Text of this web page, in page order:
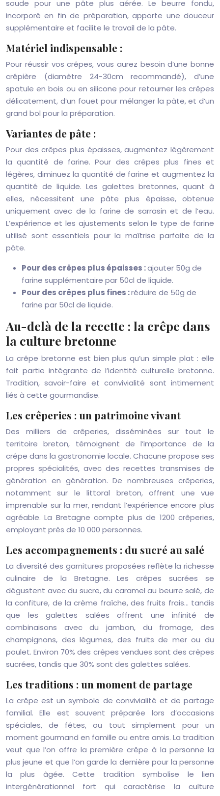
soude pour une pâte plus aérée. Le beurre fondu,
incorporé en fin de préparation, apporte une douceur
supplémentaire et facilite le travail de la pâte.
Matériel indispensable :
Pour réussir vos crêpes, vous aurez besoin d’une bonne
crêpière (diamètre 24-30cm recommandé), d’une
spatule en bois ou en silicone pour retourner les crêpes
délicatement, d’un fouet pour mélanger la pâte, et d’un
grand bol pour la préparation.
Variantes de pâte :
Pour des crêpes plus épaisses, augmentez légèrement
la quantité de farine. Pour des crêpes plus fines et
légères, diminuez la quantité de farine et augmentez la
quantité de liquide. Les galettes bretonnes, quant à
elles, nécessitent une pâte plus épaisse, obtenue
uniquement avec de la farine de sarrasin et de l’eau.
L’expérience et les ajustements selon le type de farine
utilisé sont essentiels pour la maîtrise parfaite de la
pâte.
Pour des crêpes plus épaisses :ajouter 50g de
farine supplémentaire par 50cl de liquide.
Pour des crêpes plus fines :réduire de 50g de
farine par 50cl de liquide.
Au-delà de la recette : la crêpe dans
la culture bretonne
La crêpe bretonne est bien plus qu’un simple plat : elle
fait partie intégrante de l’identité culturelle bretonne.
Tradition, savoir-faire et convivialité sont intimement
liés à cette gourmandise.
Les crêperies : un patrimoine vivant
Des milliers de crêperies, disséminées sur tout le
territoire breton, témoignent de l’importance de la
crêpe dans la gastronomie locale. Chacune propose ses
propres spécialités, avec des recettes transmises de
génération en génération. De nombreuses crêperies,
notamment sur le littoral breton, offrent une vue
imprenable sur la mer, rendant l’expérience encore plus
agréable. La Bretagne compte plus de 1200 crêperies,
employant près de 10 000 personnes.
Les accompagnements : du sucré au salé
La diversité des garnitures proposées reflète la richesse
culinaire de la Bretagne. Les crêpes sucrées se
dégustent avec du sucre, du caramel au beurre salé, de
la confiture, de la crème fraîche, des fruits frais… tandis
que les galettes salées offrent une infinité de
combinaisons avec du jambon, du fromage, des
champignons, des légumes, des fruits de mer ou du
poulet. Environ 70% des crêpes vendues sont des crêpes
sucrées, tandis que 30% sont des galettes salées.
Les traditions : un moment de partage
La crêpe est un symbole de convivialité et de partage
familial. Elle est souvent préparée lors d’occasions
spéciales, de fêtes, ou tout simplement pour un
moment gourmand en famille ou entre amis. La tradition
veut que l’on offre la première crêpe à la personne la
plus jeune et que l’on garde la dernière pour la personne
la plus âgée. Cette tradition symbolise le lien
intergénérationnel fort qui caractérise la culture